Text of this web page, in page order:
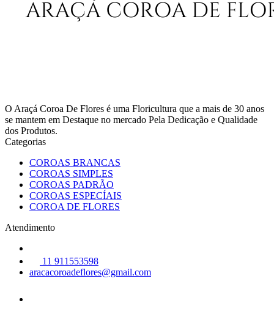
O Araçá Coroa De Flores é uma Floricultura que a mais de 30 anos
se mantem em Destaque no mercado Pela Dedicação e Qualidade
dos Produtos.
Categorias
COROAS BRANCAS
COROAS SIMPLES
COROAS PADRÃO
COROAS ESPECÍAIS
COROA DE FLORES
Atendimento
11 911553598
aracacoroadeflores@gmail.com